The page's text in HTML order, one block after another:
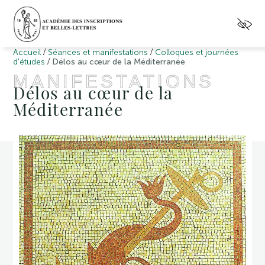
Accueil / Séances et manifestations / Colloques et journées
d'études / Délos au cœur de la Méditerranée
MANIFESTATIONS
Délos au cœur de la
Méditerranée
XXXIIIe
colloque
de
la
villa
grecque